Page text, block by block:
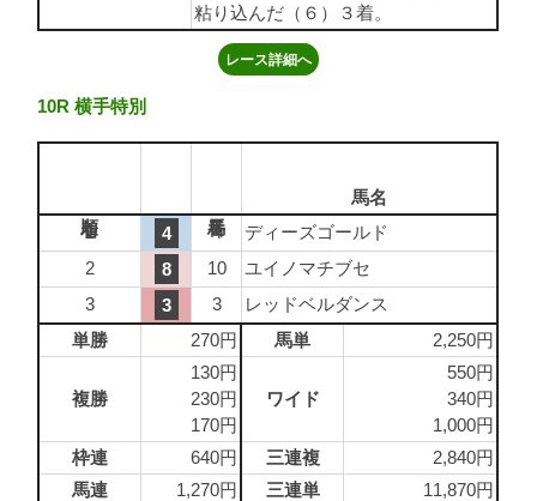
粘り込んだ（６）３着。
レース詳細へ
10R 横手特別
馬名
1
4 4
ディーズゴールド
2
8 10
ユイノマチブセ
3
3 3
レッドベルダンス
単勝
270円 馬単 2,250円
複勝
130円
230円
170円
ワイド
550円
340円
1,000円
枠連
640円 三連複
2,840円
馬連
1,270円 三連単 11,870円